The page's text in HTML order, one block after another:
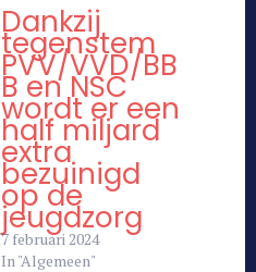
Dankzij
tegenstem
PVV/VVD/BB
B en NSC
wordt er een
half miljard
extra
bezuinigd
op de
jeugdzorg
7 februari 2024
In "Algemeen"